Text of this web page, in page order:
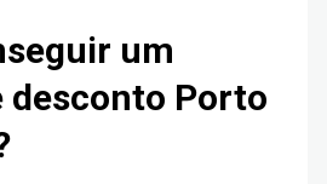
um
desconto Porto